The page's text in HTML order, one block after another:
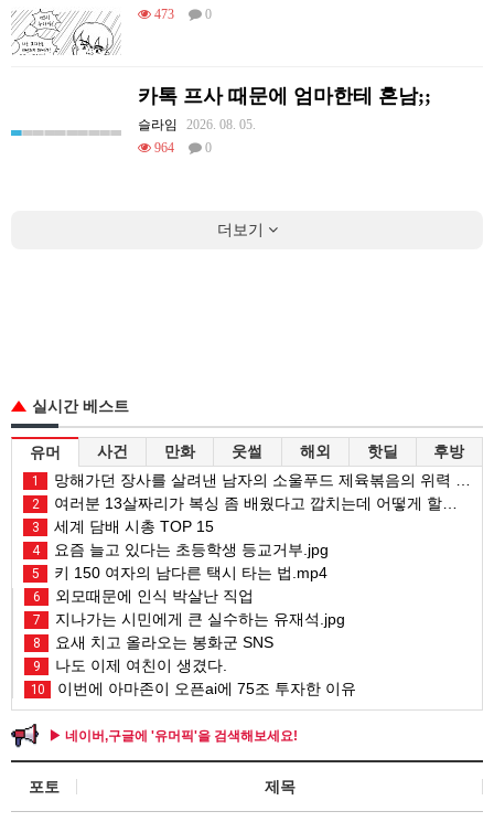
473
0
카톡 프사 때문에 엄마한테 혼남;;
슬라임
2026. 08. 05.
964
0
더보기
실시간 베스트
유머 사건 만화 웃썰 해외 핫딜 후방
1 망해가던 장사를 살려낸 남자의 소울푸드 제육볶음의 위력 ㅋㅋ
2 여러분 13살짜리가 복싱 좀 배웠다고 깝치는데 어떻게 할까요?
3 세계 담배 시총 TOP 15
4 요즘 늘고 있다는 초등학생 등교거부.jpg
5 키 150 여자의 남다른 택시 타는 법.mp4
6 외모때문에 인식 박살난 직업
7 지나가는 시민에게 큰 실수하는 유재석.jpg
8 요새 치고 올라오는 봉화군 SNS
9 나도 이제 여친이 생겼다.
10 이번에 아마존이 오픈ai에 75조 투자한 이유
▶ 네이버,구글에 '유머픽'을 검색해보세요!
포토 제목